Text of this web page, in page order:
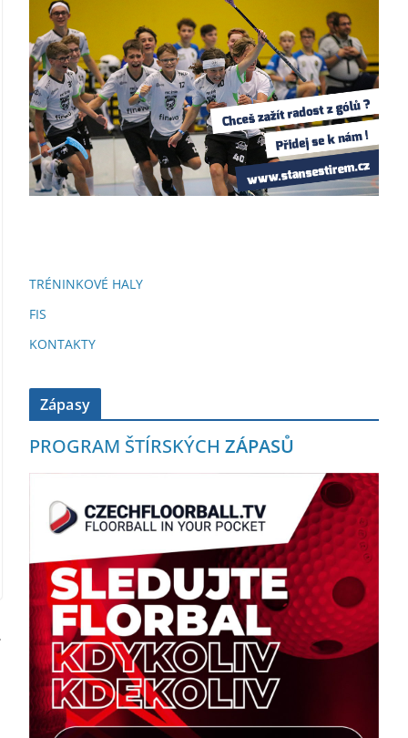
TRÉNINKOVÉ HALY
FIS
KONTAKTY
Zápasy
PROGRAM ŠTÍRSKÝCH ZÁPASŮ